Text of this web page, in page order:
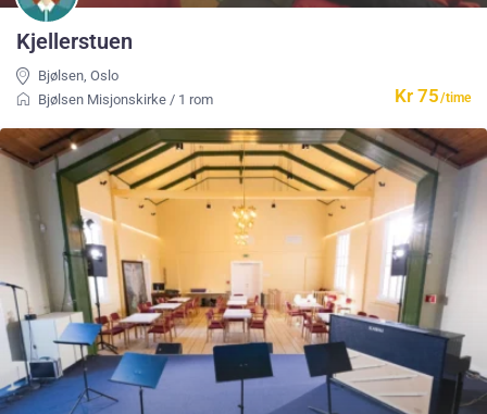
Kr 75/time
Kjellerstuen
Bjølsen ,Oslo
Bjølsen Misjonskirke / 1 rom